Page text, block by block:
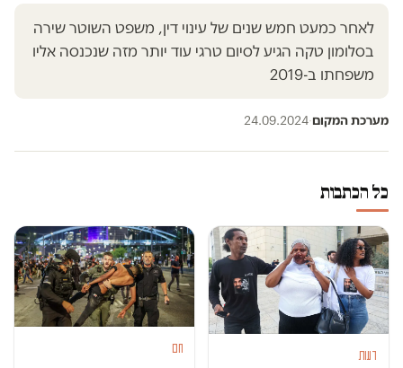
לאחר כמעט חמש שנים של עינוי דין, משפט השוטר שירה
בסלומון טקה הגיע לסיום טרגי עוד יותר מזה שנכנסה אליו
משפחתו ב-2019
מערכת המקום·
24.09.2024
כל הכתבות
דעות
חם